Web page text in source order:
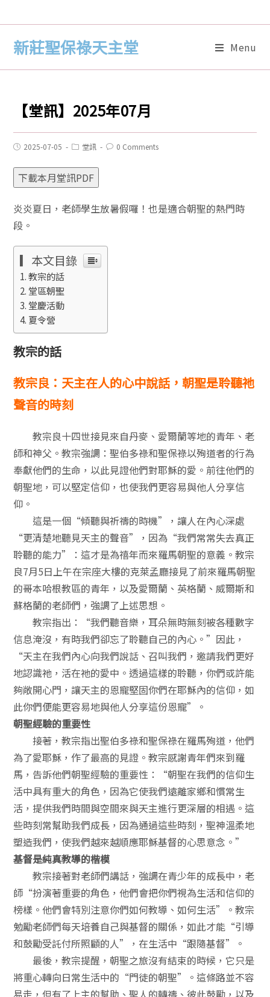
新莊聖保祿天主堂 Menu
【堂訊】2025年07月
2025-07-05 堂訊 0 Comments
下載本月堂訊PDF
炎炎夏日，老師學生放暑假囉！也是適合朝聖的熱門時
段。
▎本文目錄
教宗的話
堂區朝聖
堂慶活動
夏令營
教宗的話
教宗良：天主在人的心中說話，朝聖是聆聽祂
聲音的時刻
教宗良十四世接見來自丹麥、愛爾蘭等地的青年、老
師和神父。教宗強調：聖伯多祿和聖保祿以殉道者的行為
奉獻他們的生命，以此見證他們對耶穌的愛。前往他們的
朝聖地，可以堅定信仰，也使我們更容易與他人分享信
仰。
這是一個“傾聽與祈禱的時機”，讓人在內心深處
“更清楚地聽見天主的聲音”，因為“我們常常失去真正
聆聽的能力”：這才是為禧年而來羅馬朝聖的意義。教宗
良7月5日上午在宗座大樓的克萊孟廳接見了前來羅馬朝聖
的哥本哈根教區的青年，以及愛爾蘭、英格蘭、威爾斯和
蘇格蘭的老師們，強調了上述思想。
教宗指出：“我們聽音樂，耳朵無時無刻被各種數字
信息淹沒，有時我們卻忘了聆聽自己的內心。”因此，
“天主在我們內心向我們說話、召叫我們，邀請我們更好
地認識祂，活在祂的愛中。透過這樣的聆聽，你們或許能
夠敞開心門，讓天主的恩寵堅固你們在耶穌內的信仰，如
此你們便能更容易地與他人分享這份恩寵”。
朝聖經驗的重要性
接著，教宗指出聖伯多祿和聖保祿在羅馬殉道，他們
為了愛耶穌，作了最高的見證。教宗感謝青年們來到羅
馬，告訴他們朝聖經驗的重要性：“朝聖在我們的信仰生
活中具有重大的角色，因為它使我們遠離家鄉和慣常生
活，提供我們時間與空間來與天主進行更深層的相遇。這
些時刻常幫助我們成長，因為通過這些時刻，聖神溫柔地
塑造我們，使我們越來越順應耶穌基督的心思意念。”
基督是純真教導的楷模
教宗接著對老師們講話，強調在青少年的成長中，老
師“扮演著重要的角色，他們會把你們視為生活和信仰的
榜樣。他們會特別注意你們如何教導、如何生活”。教宗
勉勵老師們每天培養自己與基督的關係，如此才能“引導
和鼓勵受託付所照顧的人”，在生活中“跟隨基督”。
最後，教宗提醒，朝聖之旅沒有結束的時候，它只是
將重心轉向日常生活中的“門徒的朝聖”。這條路並不容
易走，但有了上主的幫助、聖人的轉禱、彼此鼓勵，以及